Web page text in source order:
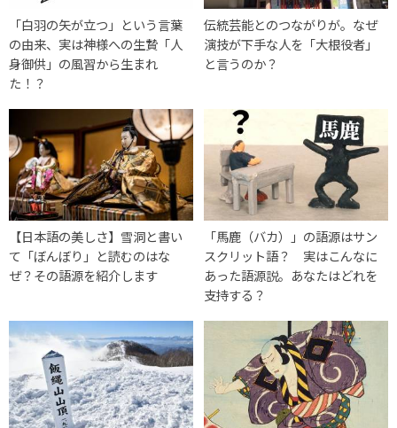
「白羽の矢が立つ」という言葉
の由来、実は神様への生贄「人
身御供」の風習から生まれ
た！？
伝統芸能とのつながりが。なぜ
演技が下手な人を「大根役者」
と言うのか？
【日本語の美しさ】雪洞と書い
て「ぼんぼり」と読むのはな
ぜ？その語源を紹介します
「馬鹿（バカ）」の語源はサン
スクリット語？ 実はこんなに
あった語源説。あなたはどれを
支持する？